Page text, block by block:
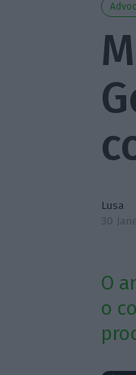
Lusa
30
O
o